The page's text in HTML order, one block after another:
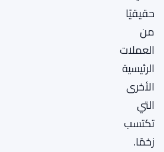
حقيقيًا
من
العملات
الرئيسية
الأخرى
التي
تكتسب
زخمًا.